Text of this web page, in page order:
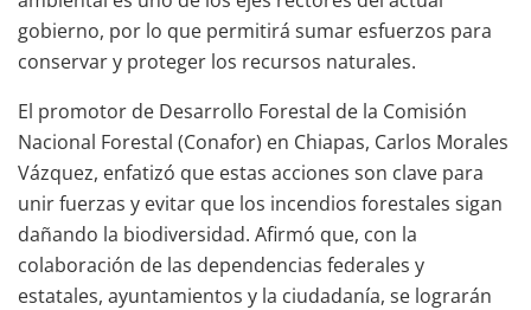
gobierno, por lo que permitirá sumar esfuerzos para
conservar y proteger los recursos naturales.
El promotor de Desarrollo Forestal de la Comisión
Nacional Forestal (Conafor) en Chiapas, Carlos Morales
Vázquez, enfatizó que estas acciones son clave para
unir fuerzas y evitar que los incendios forestales sigan
dañando la biodiversidad. Afirmó que, con la
colaboración de las dependencias federales y
estatales, ayuntamientos y la ciudadanía, se lograrán